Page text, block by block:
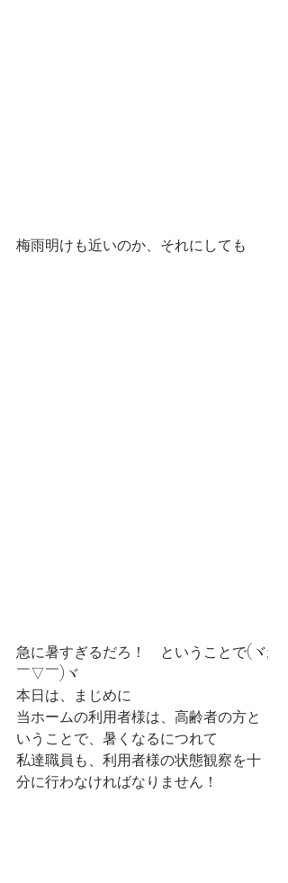
梅雨明けも近いのか、それにしても
急に暑すぎるだろ！　ということで(ヾ;
￣▽￣)ヾ
本日は、まじめに
当ホームの利用者様は、高齢者の方と
いうことで、暑くなるにつれて
私達職員も、利用者様の状態観察を十
分に行わなければなりません！